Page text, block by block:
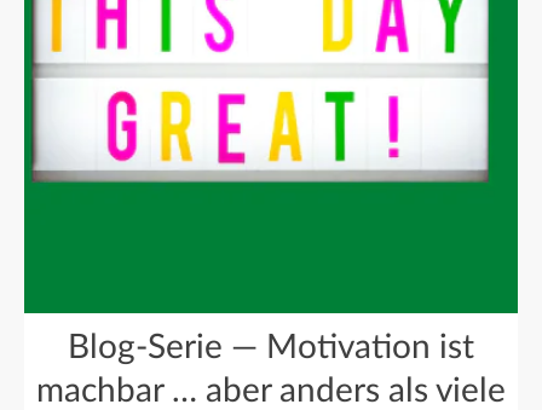
Blog-Serie — Motivation ist
machbar … aber anders als viele